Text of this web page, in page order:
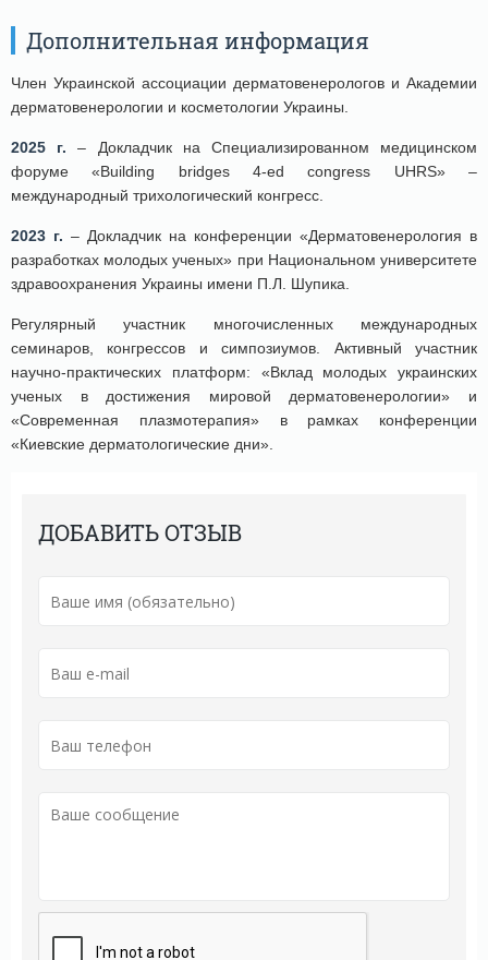
Дополнительная информация
Член Украинской ассоциации дерматовенерологов и Академии
дерматовенерологии и косметологии Украины.
2025 г. – Докладчик на Специализированном медицинском
форуме «Building bridges 4-ed congress UHRS» –
международный трихологический конгресс.
2023 г. – Докладчик на конференции «Дерматовенерология в
разработках молодых ученых» при Национальном университете
здравоохранения Украины имени П.Л. Шупика.
Регулярный участник многочисленных международных
семинаров, конгрессов и симпозиумов. Активный участник
научно-практических платформ: «Вклад молодых украинских
ученых в достижения мировой дерматовенерологии» и
«Современная плазмотерапия» в рамках конференции
«Киевские дерматологические дни».
ДОБАВИТЬ ОТЗЫВ